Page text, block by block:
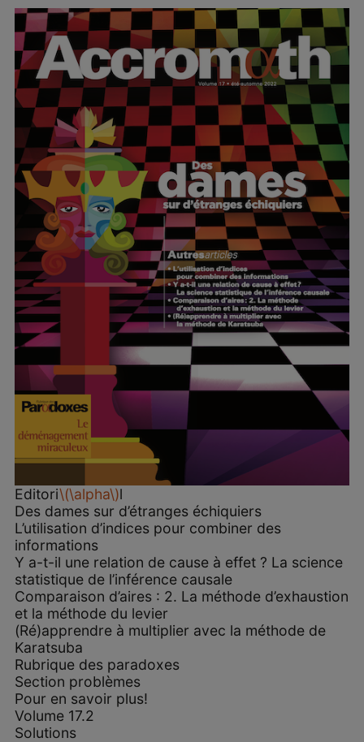
Editori\(\alpha\)l
Des dames sur d’étranges échiquiers
L’utilisation d’indices pour combiner des
informations
Y a-t-il une relation de cause à effet ? La science
statistique de l’inférence causale
Comparaison d’aires : 2. La méthode d’exhaustion
et la méthode du levier
(Ré)apprendre à multiplier avec la méthode de
Karatsuba
Rubrique des paradoxes
Section problèmes
Pour en savoir plus!
Volume 17.2
Solutions